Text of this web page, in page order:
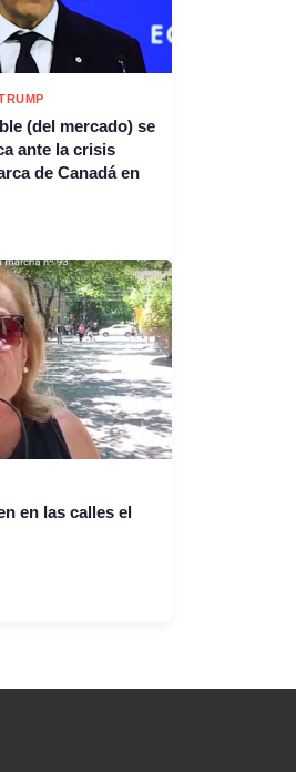
(del mercado) se
ante la crisis
de Canadá en
en las calles el